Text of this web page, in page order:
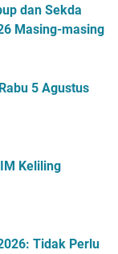
dan Sekda
Masing-masing
5 Agustus
Keliling
Tidak Perlu